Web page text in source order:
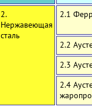
2.
Нержавеющая
сталь
2.1
2.2
2.3
2.4